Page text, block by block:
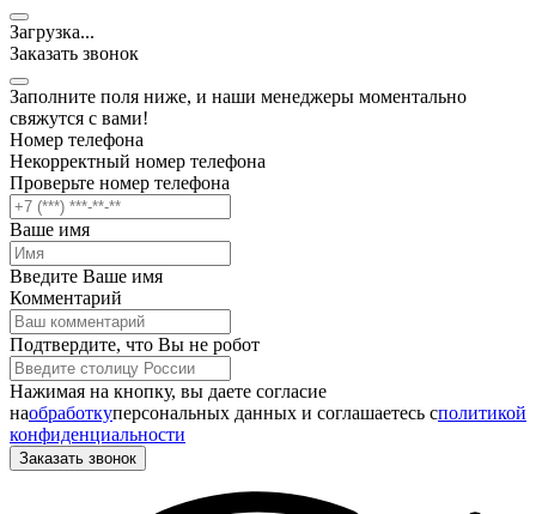
Загрузка...
Заказать звонок
Заполните поля ниже, и наши менеджеры моментально
свяжутся с вами!
Номер телефона
Некорректный номер телефона
Проверьте номер телефона
Ваше имя
Введите Ваше имя
Комментарий
Подтвердите, что Вы не робот
Нажимая на кнопку, вы даете согласие
наобработкуперсональных данных и соглашаетесь cполитикой
конфиденциальности
Заказать звонок